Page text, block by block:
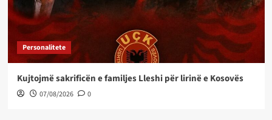
Personalitete
Kujtojmë sakrificën e familjes Lleshi për lirinë e Kosovës
07/08/2026 0